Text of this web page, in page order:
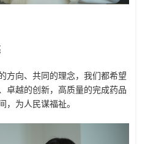
方向、共同的理念，我们都希望
卓越的创新，高质量的完成药品
，为人民谋福祉。